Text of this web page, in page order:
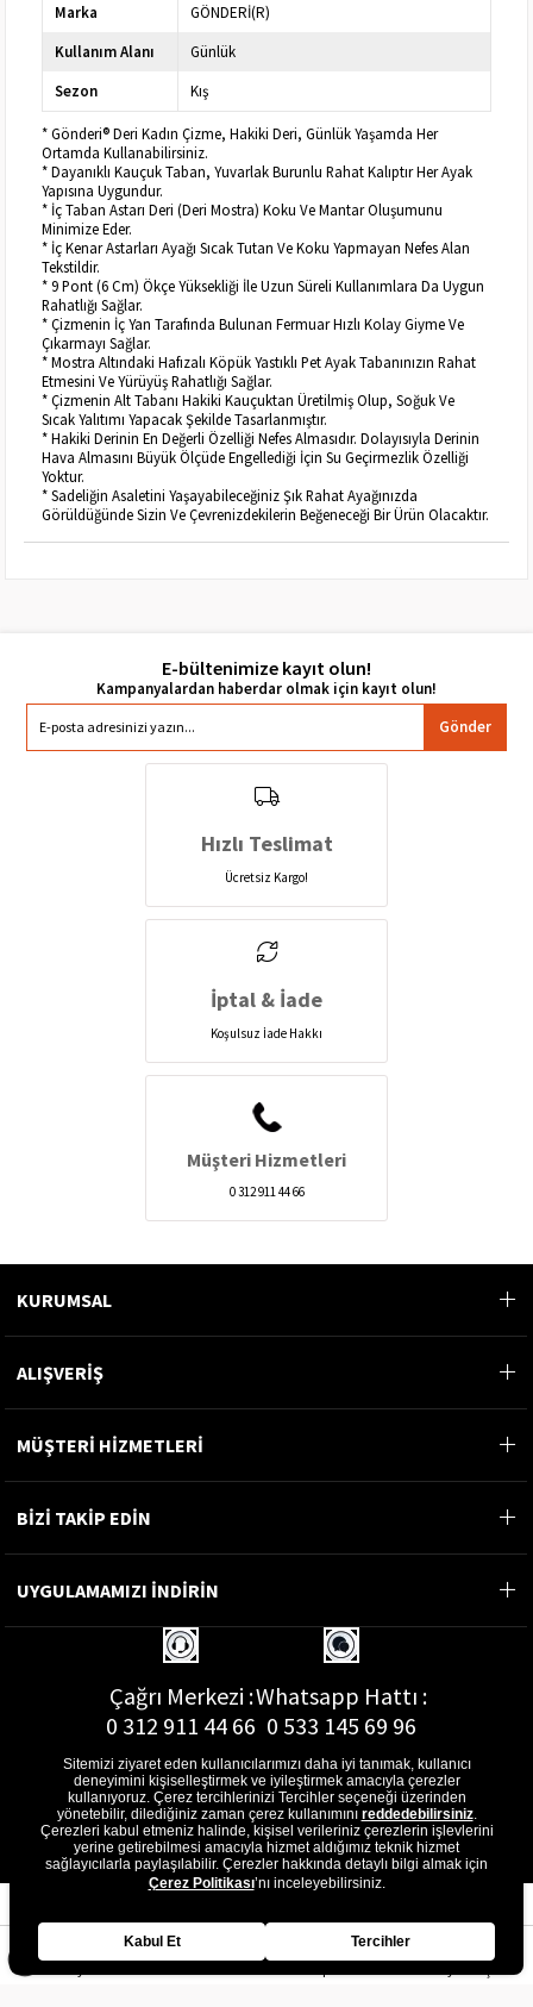
Marka
GÖNDERİ(R)
Kullanım Alanı
Günlük
Sezon
Kış
* Gönderi® Deri Kadın Çizme, Hakiki Deri, Günlük Yaşamda Her
Ortamda Kullanabilirsiniz.
* Dayanıklı Kauçuk Taban, Yuvarlak Burunlu Rahat Kalıptır Her Ayak
Yapısına Uygundur.
* İç Taban Astarı Deri (Deri Mostra) Koku Ve Mantar Oluşumunu
Minimize Eder.
* İç Kenar Astarları Ayağı Sıcak Tutan Ve Koku Yapmayan Nefes Alan
Tekstildir.
* 9 Pont (6 Cm) Ökçe Yüksekliği İle Uzun Süreli Kullanımlara Da Uygun
Rahatlığı Sağlar.
* Çizmenin İç Yan Tarafında Bulunan Fermuar Hızlı Kolay Giyme Ve
Çıkarmayı Sağlar.
* Mostra Altındaki Hafızalı Köpük Yastıklı Pet Ayak Tabanınızın Rahat
Etmesini Ve Yürüyüş Rahatlığı Sağlar.
* Çizmenin Alt Tabanı Hakiki Kauçuktan Üretilmiş Olup, Soğuk Ve
Sıcak Yalıtımı Yapacak Şekilde Tasarlanmıştır.
* Hakiki Derinin En Değerli Özelliği Nefes Almasıdır. Dolayısıyla Derinin
Hava Almasını Büyük Ölçüde Engellediği İçin Su Geçirmezlik Özelliği
Yoktur.
* Sadeliğin Asaletini Yaşayabileceğiniz Şık Rahat Ayağınızda
Görüldüğünde Sizin Ve Çevrenizdekilerin Beğeneceği Bir Ürün Olacaktır.
E-bültenimize kayıt olun!
Gönder
Hızlı Teslimat
Ücretsiz Kargo!
İptal & İade
Koşulsuz İade Hakkı
Müşteri Hizmetleri
0 312 911 44 66
KURUMSAL
ALIŞVERİŞ
MÜŞTERİ HİZMETLERİ
BİZİ TAKİP EDİN
UYGULAMAMIZI İNDİRİN
Çağrı Merkezi :
0 312 911 44 66
Whatsapp Hattı :
0 533 145 69 96
E-Posta Adresi :
musterihizmetleri@gon.com.tr
Sitemizi ziyaret eden kullanıcılarımızı daha iyi tanımak, kullanıcı
deneyimini kişiselleştirmek ve iyileştirmek amacıyla çerezler
kullanıyoruz. Çerez tercihlerinizi Tercihler seçeneği üzerinden
yönetebilir, dilediğiniz zaman çerez kullanımını reddedebilirsiniz.
Çerezleri kabul etmeniz halinde, kişisel verileriniz çerezlerin işlevlerini
yerine getirebilmesi amacıyla hizmet aldığımız teknik hizmet
sağlayıcılarla paylaşılabilir. Çerezler hakkında detaylı bilgi almak için
Çerez Politikası’nı inceleyebilirsiniz.
Kabul Et Tercihler